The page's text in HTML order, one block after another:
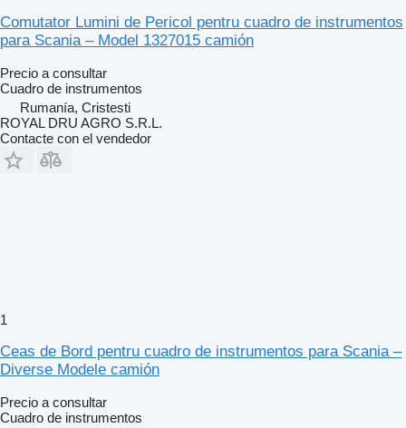
Comutator Lumini de Pericol pentru cuadro de instrumentos
para Scania – Model 1327015 camión
Precio a consultar
Cuadro de instrumentos
Rumanía, Cristesti
ROYAL DRU AGRO S.R.L.
Contacte con el vendedor
1
Ceas de Bord pentru cuadro de instrumentos para Scania –
Diverse Modele camión
Precio a consultar
Cuadro de instrumentos